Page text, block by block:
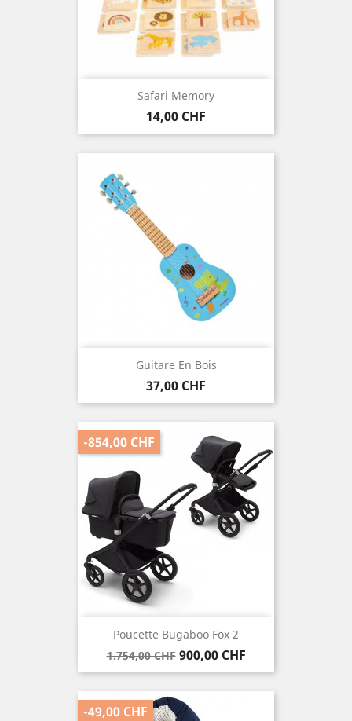
Safari Memory
Preis
14,00 CHF
Guitare En Bois
Preis
37,00 CHF
Poucette Bugaboo Fox 2
Verkaufspreis
1.754,00 CHF Preis
900,00 CHF
-854,00 CHF
-49,00 CHF